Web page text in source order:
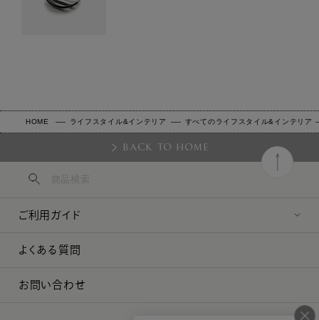
HOME ライフスタイル&インテリア すべてのライフスタイル&インテリア
BACK TO HOME
ご利用ガイド
よくある質問
お問い合わせ